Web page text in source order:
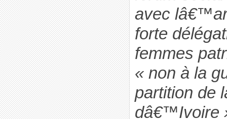
avec
forte
femmes
« non à la
partition de
dâ€™Ivoire